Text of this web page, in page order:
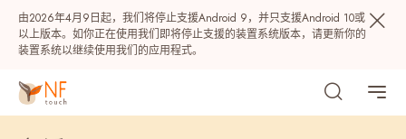
由2026年4月9日起，我们将停止支援Android 9，并只支援Android 10或
以上版本。如你正在使用我们即将停止支援的装置系统版本，请更新你的
装置系统以继续使用我们的应用程式。